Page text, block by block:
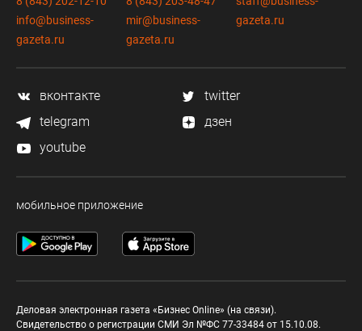
info@business-
gazeta.ru
mir@business-
gazeta.ru
gazeta.ru
вконтакте
twitter
telegram
дзен
youtube
мобильное приложение
Деловая электронная газета «Бизнес Online» (на связи).
Свидетельство о регистрации СМИ Эл №ФС 77-33484 от 15.10.08.